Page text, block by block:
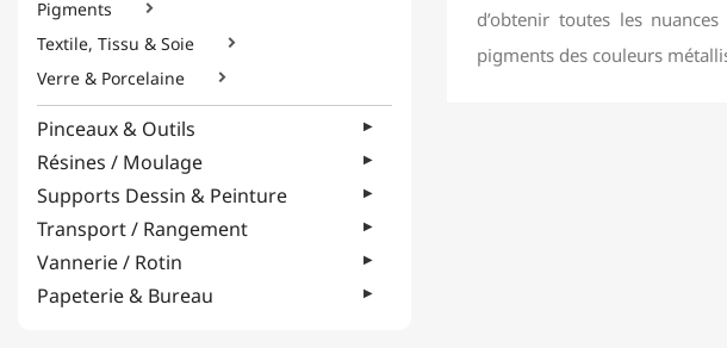
Pigments 
Textile, Tissu & Soie 
Verre & Porcelaine 
Pinceaux & Outils
Résines / Moulage
Supports Dessin & Peinture
Transport / Rangement
Vannerie / Rotin
Papeterie & Bureau
d’obtenir toutes les
pigments des couleurs